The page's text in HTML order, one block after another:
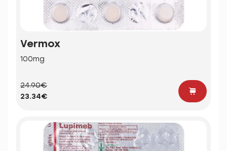
Vermox
100mg
24.90€
23.34€